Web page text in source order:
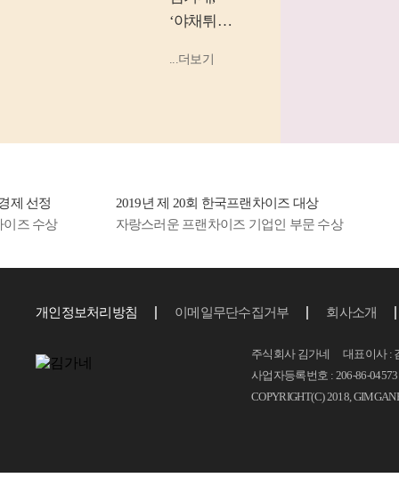
‘야채튀김
고기 김밥’
...더보기
선정
수상
2019년 제 20회 한국프랜차이즈 대상
자랑스러운 프랜차이즈 기업인 부문 수상
개인정보처리방침 이메일무단수집거부 회사소개
주식회사 김가네 대표이사 :
사업자등록번호 : 206-86-
COPYRIGHT(C) 2018,